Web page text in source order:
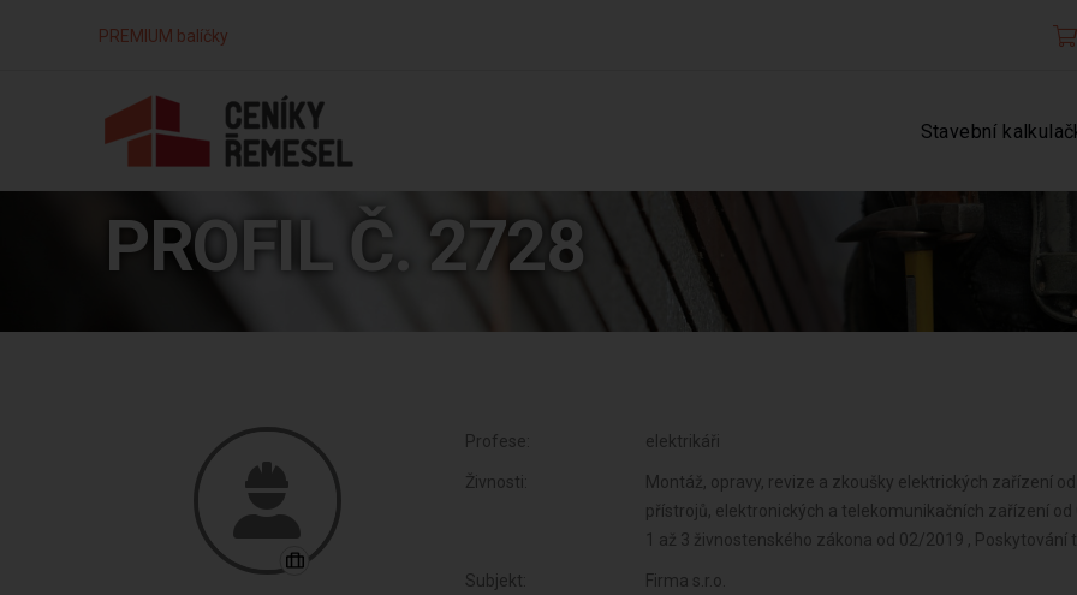
PREMIUM balíčky
Stavební
PROFIL Č. 2728
Profese: elektrikáři
Živnosti:
Montáž, opravy, revize a zkoušky elektrických zařízení
přístrojů, elektronických a telekomunikačních zařízení
1 až 3 živnostenského zákona od 02/2019 ,
Subjekt: Firma s.r.o.